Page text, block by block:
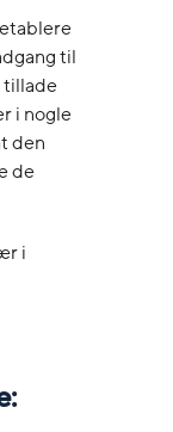
til
tillade
i nogle
den
de
i